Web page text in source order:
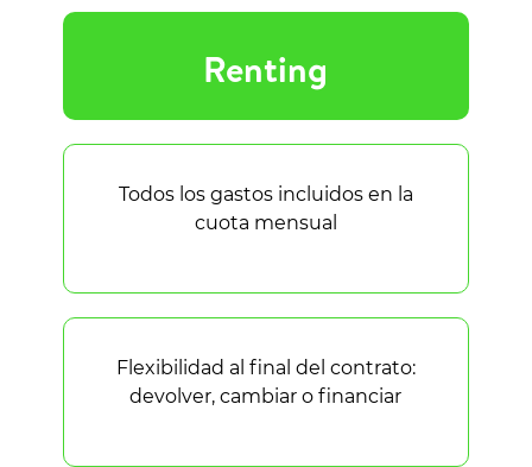
Renting
Todos los gastos incluidos en la
cuota mensual
Flexibilidad al final del contrato:
devolver, cambiar o financiar